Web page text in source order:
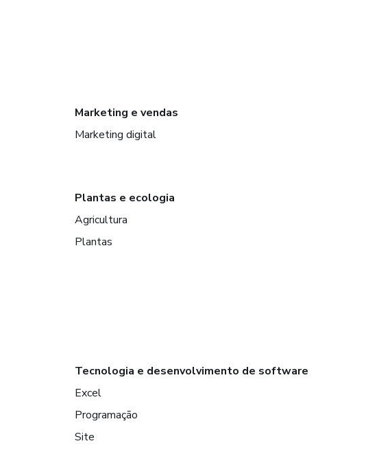
Marketing e vendas
Marketing digital
Plantas e ecologia
Agricultura
Plantas
Tecnologia e desenvolvimento de software
Excel
Programação
Site